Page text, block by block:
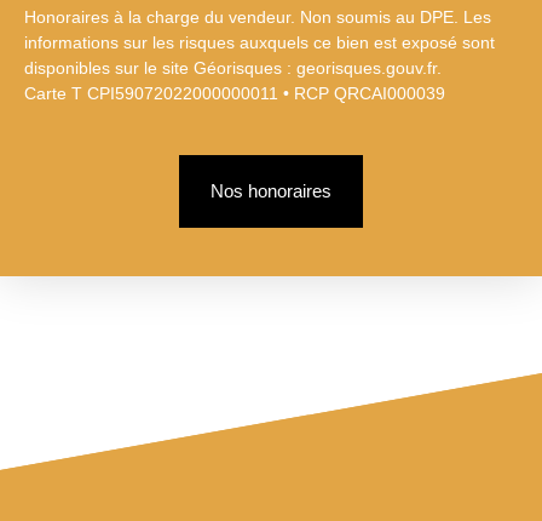
Honoraires à la charge du vendeur. Non soumis au DPE. Les
informations sur les risques auxquels ce bien est exposé sont
disponibles sur le site Géorisques : georisques.gouv.fr.
Carte T CPI59072022000000011 • RCP QRCAI000039
Nos honoraires